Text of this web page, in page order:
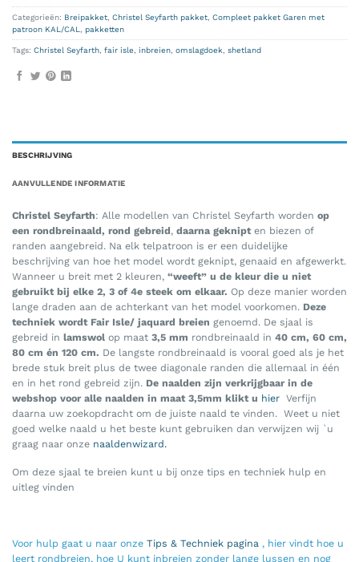
Categorieën: Breipakket Christel Seyfarth pakket Compleet pakket Garen met
patroon KAL/CAL
pakketten
Tags: Christel Seyfarth fair isle inbreien omslagdoek shetland
BESCHRIJVING
AANVULLENDE INFORMATIE
Christel Seyfarth: Alle modellen van Christel Seyfarth worden op
een rondbreinaald, rond gebreid, daarna geknipten biezen of
randen aangebreid. Na elk telpatroon is er een duidelijke
beschrijving van hoe het model wordt geknipt, genaaid en afgewerkt.
Wanneer u breit met 2 kleuren, “weeft” u de kleur die u niet
gebruikt bij elke 2, 3 of 4e steek om elkaar. Op deze manier worden
lange draden aan de achterkant van het model voorkomen. Deze
techniek wordt Fair Isle/ jaquard breien genoemd. De sjaal is
gebreid in lamswol op maat 3,5 mm rondbreinaald in 40 cm, 60 cm,
80 cm én 120 cm. De langste rondbreinaald is vooral goed als je het
brede stuk breit plus de twee diagonale randen die allemaal in één
en in het rond gebreid zijn. De naalden zijn verkrijgbaar in de
webshop voor alle naalden in maat 3,5mm klikt u hier Verfijn
daarna uw zoekopdracht om de juiste naald te vinden. Weet u niet
goed welke naald u het beste kunt gebruiken dan verwijzen wij `u
graag naar onze naaldenwizard.
Om deze sjaal te breien kunt u bij onze tips en techniek hulp en
uitleg vinden
Voor hulp gaat u naar onze Tips & Techniek pagina , hier vindt hoe u
leert rondbreien, hoe U kunt inbreien zonder lange lussen en nog